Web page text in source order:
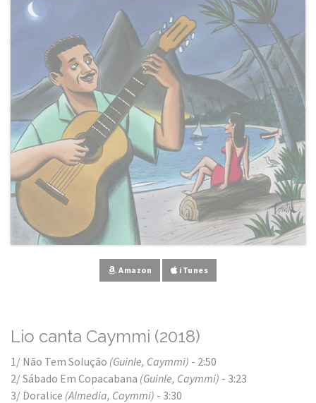
Amazon iTunes
Lio canta Caymmi (2018)
1/ Não Tem Solução (Guinle, Caymmi) - 2:50
2/ Sábado Em Copacabana (Guinle, Caymmi) - 3:23
3/ Doralice (Almedia, Caymmi) - 3:30